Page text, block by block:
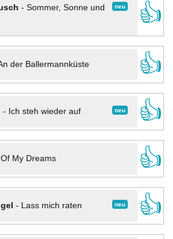
neu
- Sommer, Sonne und
👍
der Ballermannküste
👍
neu
- Ich steh wieder auf
👍
My Dreams
👍
neu
- Lass mich raten
👍